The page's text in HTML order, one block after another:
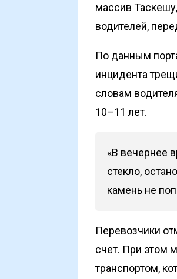
массив
водителей,
По данным
инцидента
словам
10–11 лет.
«В вечернее
стекло,
камень не
Перевозчики
счет. При этом
транспортом,